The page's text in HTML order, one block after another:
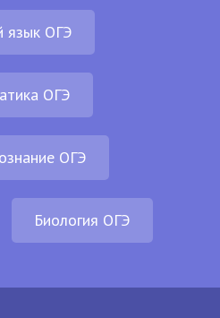
язык ОГЭ
ОГЭ
ОГЭ
Биология ОГЭ